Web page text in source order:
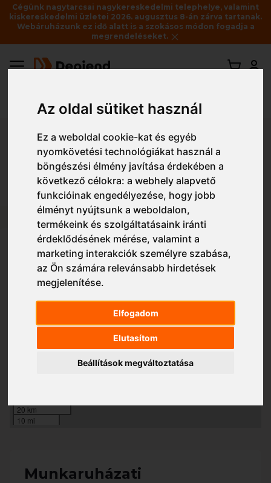
Az oldal sütiket használ
Ez a weboldal cookie-kat és egyéb
nyomkövetési technológiákat használ a
böngészési élmény javítása érdekében a
következő célokra:a webhely alapvető
funkcióinak engedélyezése, hogy jobb
élményt nyújtsunk a weboldalon,
termékeink és szolgáltatásaink iránti
érdeklődésének mérése, valamint a
marketing interakciók személyre szabása,
az Ön számára relevánsabb hirdetések
megjelenítése.
Elfogadom
Elutasítom
Beállítások megváltoztatása
Cégünk nagytarcsai nagykereskedelmi telephelye, valamint
kiskereskedelmi üzletei 2026. augusztus 8-án zárva tartanak.
Webáruházunk ez idő alatt is a szokásos módon fogadja a
megrendeléseket.
Vissza
Depiend - St.Florian
munkaruha bolt
(Budapest XIV. kerület)
1143 Budapest, Hungária körút. 65.
Telefon:+36 20 237 8116
Nyitvatartás
Szombat - Vasárnap
Zárva
20 km
10 mi
Munkaruházati